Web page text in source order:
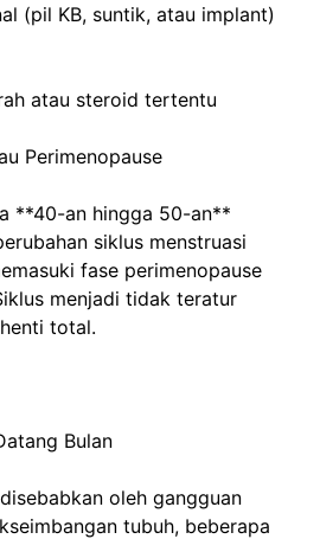
(pil KB, suntik, atau implant)
atau steroid tertentu
Perimenopause
**40-an hingga 50-an**
siklus menstruasi
fase perimenopause
menjadi tidak teratur
total.
Bulan
oleh gangguan
tubuh, beberapa